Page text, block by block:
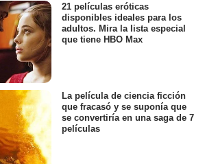
21 películas eróticas
disponibles ideales para los
adultos. Mira la lista especial
que tiene HBO Max
La película de ciencia ficción
que fracasó y se suponía que
se convertiría en una saga de 7
películas